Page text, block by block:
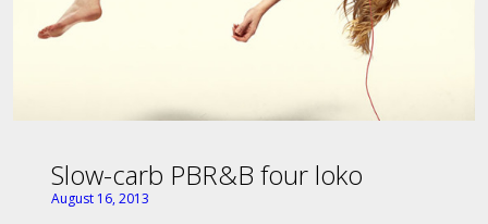
Slow-carb PBR&B four loko
August 16, 2013